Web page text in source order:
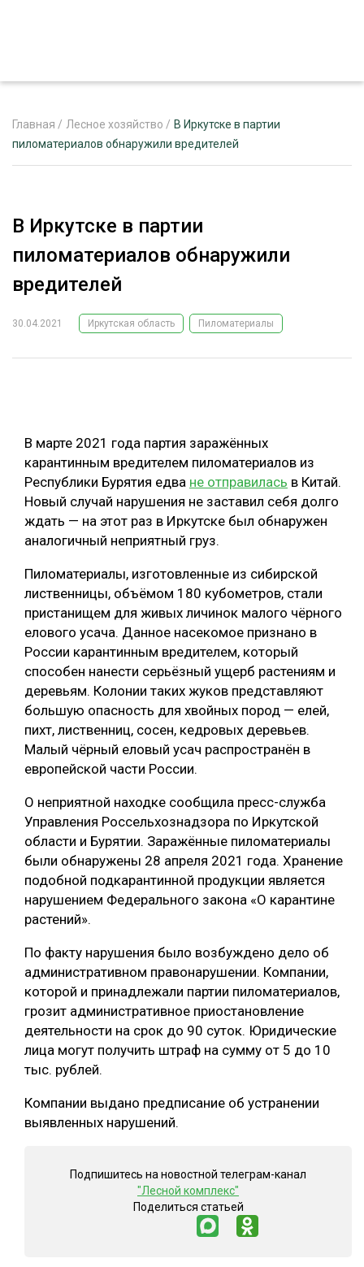
РЕКЛАМОДАТЕЛЯМ
ЛЕСНОЕ ХОЗЯЙСТВО
ЛЕСОЗАГОТОВКА
БИОЭНЕРГЕТИКА
ЛЕСОВОССТАНОВЛЕНИЕ И ЗАЩИТА
ЛОГИСТИКА
ПРОИЗВОДСТВО ДРЕВЕСНЫХ ПЛИТ
ЛЕСОПИЛЕНИЕ
ДЕРЕВЯННОЕ ДОМОСТРОЕНИЕ
БЕЗОПАСНОЕ ПРОИЗВОДСТВО
СУШКА ДРЕВЕСИНЫ
ТЕМАТИЧЕСКИЕ ПРОЕКТЫ
ПОДБОРКИ СТАТЕЙ
ЭКСПЕРТНОЕ МНЕНИЕ
Главная / Лесное хозяйство / В Иркутске в партии
пиломатериалов обнаружили вредителей
В Иркутске в партии
пиломатериалов обнаружили
вредителей
30.04.2021 Иркутская область Пиломатериалы
В марте 2021 года партия заражённых
карантинным вредителем пиломатериалов из
Республики Бурятия едва не отправилась в Китай.
Новый случай нарушения не заставил себя долго
ждать — на этот раз в Иркутске был обнаружен
аналогичный неприятный груз.
Пиломатериалы, изготовленные из сибирской
лиственницы, объёмом 180 кубометров, стали
пристанищем для живых личинок малого чёрного
елового усача. Данное насекомое признано в
России карантинным вредителем, который
способен нанести серьёзный ущерб растениям и
деревьям. Колонии таких жуков представляют
большую опасность для хвойных пород — елей,
пихт, лиственниц, сосен, кедровых деревьев.
Малый чёрный еловый усач распространён в
европейской части России.
О неприятной находке сообщила пресс-служба
Управления Россельхознадзора по Иркутской
области и Бурятии. Заражённые пиломатериалы
были обнаружены 28 апреля 2021 года. Хранение
подобной подкарантинной продукции является
нарушением Федерального закона «О карантине
растений».
По факту нарушения было возбуждено дело об
административном правонарушении. Компании,
которой и принадлежали партии пиломатериалов,
грозит административное приостановление
деятельности на срок до 90 суток. Юридические
лица могут получить штраф на сумму от 5 до 10
тыс. рублей.
Компании выдано предписание об устранении
выявленных нарушений.
Подпишитесь на новостной телеграм-канал
"Лесной комплекс"
Поделиться статьей